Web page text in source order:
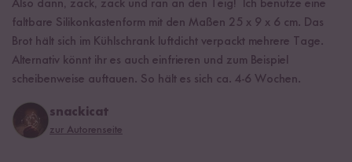
Also dann, zack, zack und ran an den Teig! ⁣⁣ Ich benutze eine
faltbare Silikonkastenform mit den Maßen 25 x 9 x 6 cm. Das
Brot hält sich im Kühlschrank luftdicht verpackt mehrere Tage.
Alternativ könnt ihr es auch einfrieren und zum Beispiel
scheibenweise auftauen. So hält es sich ca. 4-6 Wochen.
snackicat
zur Autorenseite